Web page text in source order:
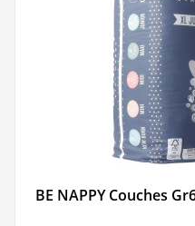
BE NAPPY Couches